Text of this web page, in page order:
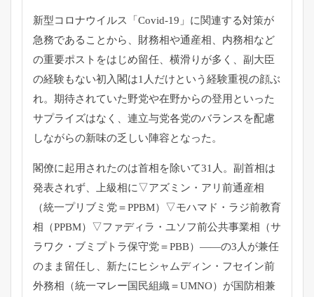
新型コロナウイルス「Covid-19」 に関連する対策が
急務であることから、財務相や通産相、 内務相など
の重要ポストをはじめ留任、横滑りが多く、 副大臣
の経験もない初入閣は1人だけという経験重視の顔ぶ
れ。 期待されていた野党や在野からの登用といった
サプライズはなく、 連立与党各党のバランスを配慮
しながらの新味の乏しい陣容となった。
閣僚に起用されたのは首相を除いて31人。副首相は
発表されず、 上級相に▽アズミン・アリ前通産相
（統一プリブミ党＝PPBM）
▽モハマド・ラジ前教育
相（PPBM）▽ファディラ・ ユソフ前公共事業相（サ
ラワク・ブミプトラ保守党＝PBB）——の3人が兼任
のまま留任し、新たにヒシャムディン・ フセイン前
外務相（統一マレー国民組織＝UMNO） が国防相兼